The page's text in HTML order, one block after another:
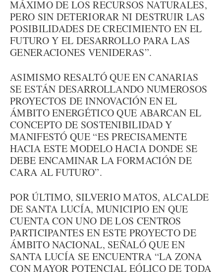
MÁXIMO DE LOS RECURSOS NATURALES,
PERO SIN DETERIORAR NI DESTRUIR LAS
POSIBILIDADES DE CRECIMIENTO EN EL
FUTURO Y EL DESARROLLO PARA LAS
GENERACIONES VENIDERAS”.
ASIMISMO RESALTÓ QUE EN CANARIAS
SE ESTÁN DESARROLLANDO NUMEROSOS
PROYECTOS DE INNOVACIÓN EN EL
ÁMBITO ENERGÉTICO QUE ABARCAN EL
CONCEPTO DE SOSTENIBILIDAD Y
MANIFESTÓ QUE “ES PRECISAMENTE
HACIA ESTE MODELO HACIA DONDE SE
DEBE ENCAMINAR LA FORMACIÓN DE
CARA AL FUTURO”.
POR ÚLTIMO, SILVERIO MATOS, ALCALDE
DE SANTA LUCÍA, MUNICIPIO EN QUE
CUENTA CON UNO DE LOS CENTROS
PARTICIPANTES EN ESTE PROYECTO DE
ÁMBITO NACIONAL, SEÑALÓ QUE EN
SANTA LUCÍA SE ENCUENTRA “LA ZONA
CON MAYOR POTENCIAL EÓLICO DE TODA